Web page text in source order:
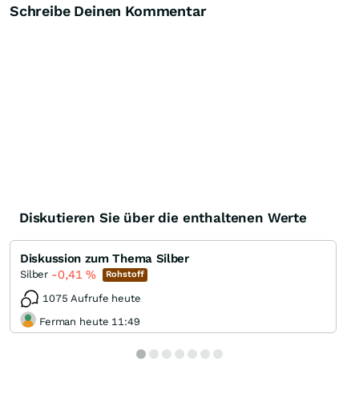
Schreibe Deinen Kommentar
Diskutieren Sie über die enthaltenen Werte
Diskussion zum Thema Silber
Silber -0,41% Rohstoff
1075 Aufrufe heute
Ferman heute 11:49